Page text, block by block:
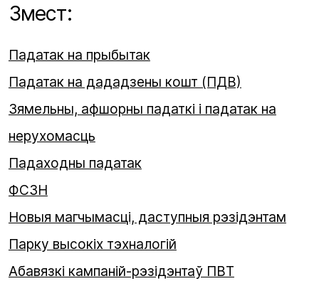
Змест:
Падатак на прыбытак
Падатак на дададзены кошт (ПДВ)
Зямельны, афшорны падаткі і падатак на
нерухомасць
Падаходны падатак
ФСЗН
Новыя магчымасці, даступныя рэзідэнтам
Парку высокіх тэхналогій
Абавязкі кампаній-рэзідэнтаў ПВТ